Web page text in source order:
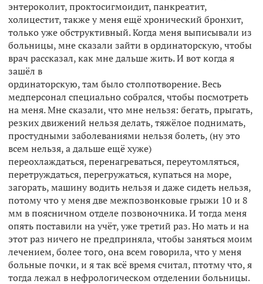
энтероколит, проктосигмоидит, панкреатит,
холицестит, также у меня ещё хронический бронхит,
только уже обструктивный. Когда меня выписывали из
больницы, мне сказали зайти в ординаторскую, чтобы
врач рассказал, как мне дальше жить. И вот когда я
зашёл в
ординаторскую, там было столпотворение. Весь
медперсонал специально собрался, чтобы посмотреть
на меня. Мне сказали, что мне нельзя: бегать, прыгать,
резких движений нельзя делать, тяжёлое поднимать,
простудными заболеваниями нельзя болеть, (ну это
всем нельзя, а дальше ещё хуже)
переохлаждаться, перенагреваться, переутомляться,
перетруждаться, перегружаться, купаться на море,
загорать, машину водить нельзя и даже сидеть нельзя,
потому что у меня две межпозвонковые грыжи 10 и 8
мм в поясничном отделе позвоночника. И тогда меня
опять поставили на учёт, уже третий раз. Но мать и на
этот раз ничего не предприняла, чтобы заняться моим
лечением, более того, она всем говорила, что у меня
больные почки, и я так всё время считал, птотму что, я
тогда лежал в нефрологическом отделении больницы.